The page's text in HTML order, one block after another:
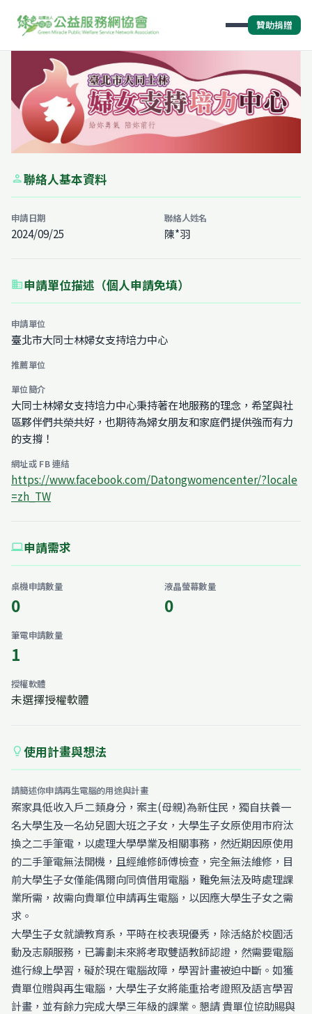
贊助捐贈
person聯絡人基本資料
申請日期
2024/09/25
聯絡人姓名
陳*羽
business申請單位描述（個人申請免填）
申請單位
臺北市大同士林婦女支持培力中心
推薦單位
單位簡介
大同士林婦女支持培力中心秉持著在地服務的理念，希望與社
區夥伴們共榮共好，也期待為婦女朋友和家庭們提供強而有力
的支撐！
網址或 FB 連結
https://www.facebook.com/Datongwomencenter/?locale
=zh_TW
computer申請需求
桌機申請數量
0
液晶螢幕數量
0
筆電申請數量
1
授權軟體
未選擇授權軟體
lightbulb 使用計畫與想法
請簡述你申請再生電腦的用途與計畫
案家具低收入戶二類身分，案主(母親)為新住民，獨自扶養一
名大學生及一名幼兒園大班之子女，大學生子女原使用市府汰
換之二手筆電，以處理大學學業及相關事務，然近期因原使用
的二手筆電無法開機，且經維修師傅檢查，完全無法維修，目
前大學生子女僅能偶爾向同儕借用電腦，難免無法及時處理課
業所需，故需向貴單位申請再生電腦，以因應大學生子女之需
求。
大學生子女就讀教育系，平時在校表現優秀，除活絡於校園活
動及志願服務，已籌劃未來將考取雙語教師認證，然需要電腦
進行線上學習，礙於現在電腦故障，學習計畫被迫中斷。如獲
貴單位贈與再生電腦，大學生子女將能重拾考證照及語言學習
計畫，並有餘力完成大學三年級的課業。懇請 貴單位協助賜與